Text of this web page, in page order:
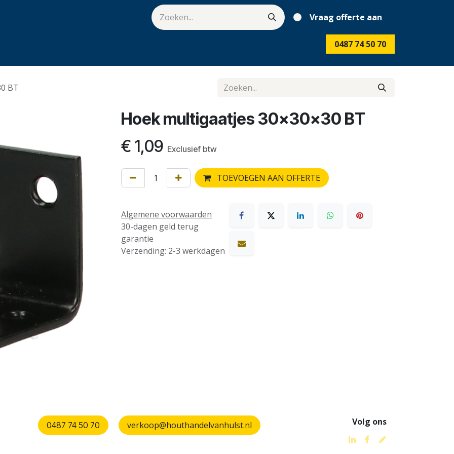
Vraag offerte aan
0487 74 50 70
BT
Hoek multigaatjes 30x30x30 BT
€ 1,09 Exclusief btw
TOEVOEGEN AAN OFFERTE
Algemene voorwaarden
30-dagen geld terug
garantie
Verzending: 2-3 werkdagen
verkoop@houthandelvanhulst.nl Volg ons
0487 74 50 70